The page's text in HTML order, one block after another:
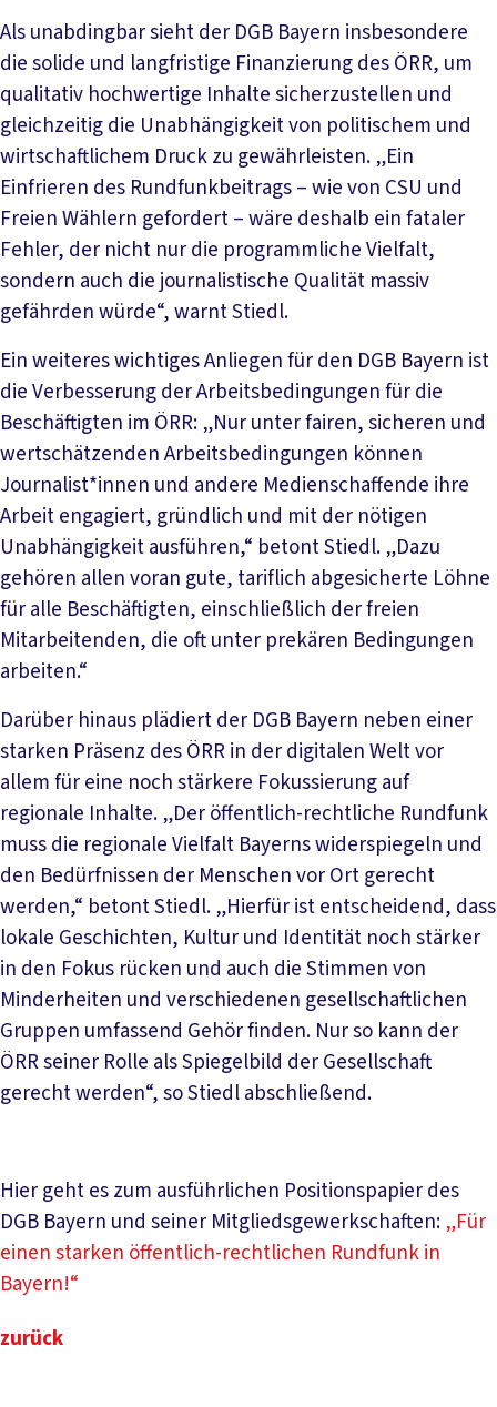
Als unabdingbar sieht der DGB Bayern insbesondere
die solide und langfristige Finanzierung des ÖRR, um
qualitativ hochwertige Inhalte sicherzustellen und
gleichzeitig die Unabhängigkeit von politischem und
wirtschaftlichem Druck zu gewährleisten. „Ein
Einfrieren des Rundfunkbeitrags – wie von CSU und
Freien Wählern gefordert – wäre deshalb ein fataler
Fehler, der nicht nur die programmliche Vielfalt,
sondern auch die journalistische Qualität massiv
gefährden würde“, warnt Stiedl.
Ein weiteres wichtiges Anliegen für den DGB Bayern ist
die Verbesserung der Arbeitsbedingungen für die
Beschäftigten im ÖRR: „Nur unter fairen, sicheren und
wertschätzenden Arbeitsbedingungen können
Journalist*innen und andere Medienschaffende ihre
Arbeit engagiert, gründlich und mit der nötigen
Unabhängigkeit ausführen,“ betont Stiedl. „Dazu
gehören allen voran gute, tariflich abgesicherte Löhne
für alle Beschäftigten, einschließlich der freien
Mitarbeitenden, die oft unter prekären Bedingungen
arbeiten.“
Darüber hinaus plädiert der DGB Bayern neben einer
starken Präsenz des ÖRR in der digitalen Welt vor
allem für eine noch stärkere Fokussierung auf
regionale Inhalte. „Der öffentlich-rechtliche Rundfunk
muss die regionale Vielfalt Bayerns widerspiegeln und
den Bedürfnissen der Menschen vor Ort gerecht
werden,“ betont Stiedl. „Hierfür ist entscheidend, dass
lokale Geschichten, Kultur und Identität noch stärker
in den Fokus rücken und auch die Stimmen von
Minderheiten und verschiedenen gesellschaftlichen
Gruppen umfassend Gehör finden. Nur so kann der
ÖRR seiner Rolle als Spiegelbild der Gesellschaft
gerecht werden“, so Stiedl abschließend.
Hier geht es zum ausführlichen Positionspapier des
DGB Bayern und seiner Mitgliedsgewerkschaften: „Für
einen starken öffentlich-rechtlichen Rundfunk in
Bayern!“
zurück